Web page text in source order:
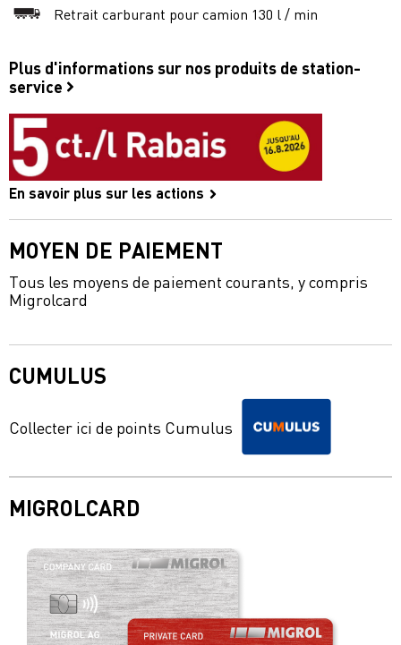
Retrait carburant pour camion 130 l / min
Plus d'informations sur nos produits de station-
service
En savoir plus sur les actions
MOYEN DE PAIEMENT
Tous les moyens de paiement courants, y compris
Migrolcard
CUMULUS
Collecter ici de points Cumulus
MIGROLCARD